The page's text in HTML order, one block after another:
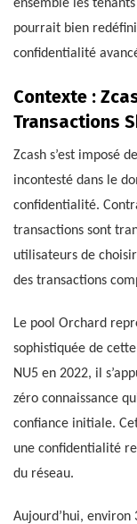
ensemble les
pourrait bien
confidentialité
Contexte :
Transactions
Zcash s’est imposé
incontesté dans le
confidentialité.
transactions sont
utilisateurs de
des transactions
Le pool Orchard
sophistiquée de
NU5 en 2022, il
zéro connaissance
confiance initiale.
une confidentialité
du réseau.
Aujourd’hui, environ